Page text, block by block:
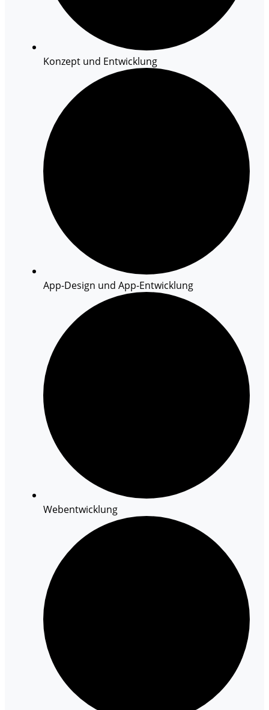
Konzept und Entwicklung
App-Design und App-Entwicklung
Webentwicklung